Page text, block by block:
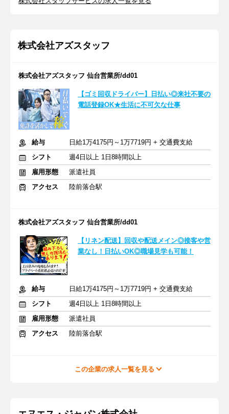
株式会社アズスタッフ
株式会社アズスタッフ 仙台営業所/dd01
【ゴミ回収ドライバー】日払い◎来社不要の
電話登録OK★生活に不可欠な仕事
給与
日給1万4175円～1万7719円 + 交通費支給
シフト
週4日以上 1日8時間以上
雇用形態
派遣社員
アクセス
陸前落合駅
株式会社アズスタッフ 仙台営業所/dd01
【リネン配送】回収や配送メイン◎接客や営
業なし！日払いOK◎職場見学も可能！
給与
日給1万4175円～1万7719円 + 交通費支給
シフト
週4日以上 1日8時間以上
雇用形態
派遣社員
アクセス
陸前落合駅
この企業の求人一覧を見る